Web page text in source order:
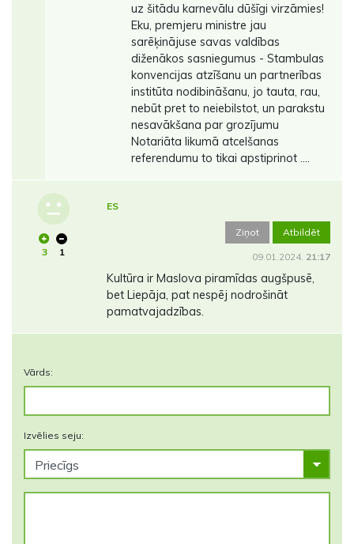
uz šitādu karnevālu dūšīgi virzāmies!
Eku, premjeru ministre jau
sarēķinājuse savas valdības
diženākos sasniegumus - Stambulas
konvencijas atzīšanu un partnerības
institūta nodibināšanu, jo tauta, rau,
nebūt pret to neiebilstot, un parakstu
nesavākšana par grozījumu
Notariāta likumā atcelšanas
referendumu to tikai apstiprinot ....
3 1
ES
Ziņot Atbildēt
09.01.2024. 21:17
Kultūra ir Maslova piramīdas augšpusē,
bet Liepāja, pat nespēj nodrošināt
pamatvajadzības.
Vārds:
Izvēlies seju: